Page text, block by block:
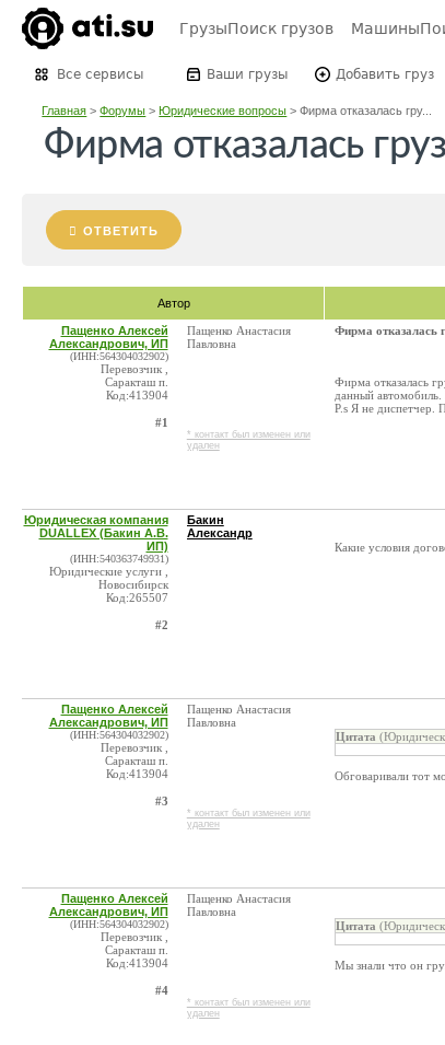
ГрузыПоиск грузов Машины
Все сервисы Ваши грузы Добавить груз
Главная >Форумы >Юридические вопросы >Фирма отказалась гру...
Фирма отказалась
ОТВЕТИТЬ
Автор
Пащенко Алексей
Александрович, ИП
(ИНН:564304032902)
Перевозчик ,
Саракташ п.
Код:413904
#1
Пащенко Анастасия
Павловна
* контакт был изменен или
удален
Фирма отказалась
Фирма отказалась
данный автомобиль.
P.s Я не диспетчер.
Юридическая компания
DUALLEX (Бакин А.В.
ИП)
(ИНН:540363749931)
Юридические услуги ,
Новосибирск
Код:265507
#2
Бакин
Александр
Какие условия
Пащенко Алексей
Александрович, ИП
(ИНН:564304032902)
Перевозчик ,
Саракташ п.
Код:413904
#3
Пащенко Анастасия
Павловна
* контакт был изменен или
удален
Цитата
Обговаривали тот
Пащенко Алексей
Александрович, ИП
(ИНН:564304032902)
Перевозчик ,
Саракташ п.
Код:413904
#4
Пащенко Анастасия
Павловна
* контакт был изменен или
удален
Цитата
Мы знали что он